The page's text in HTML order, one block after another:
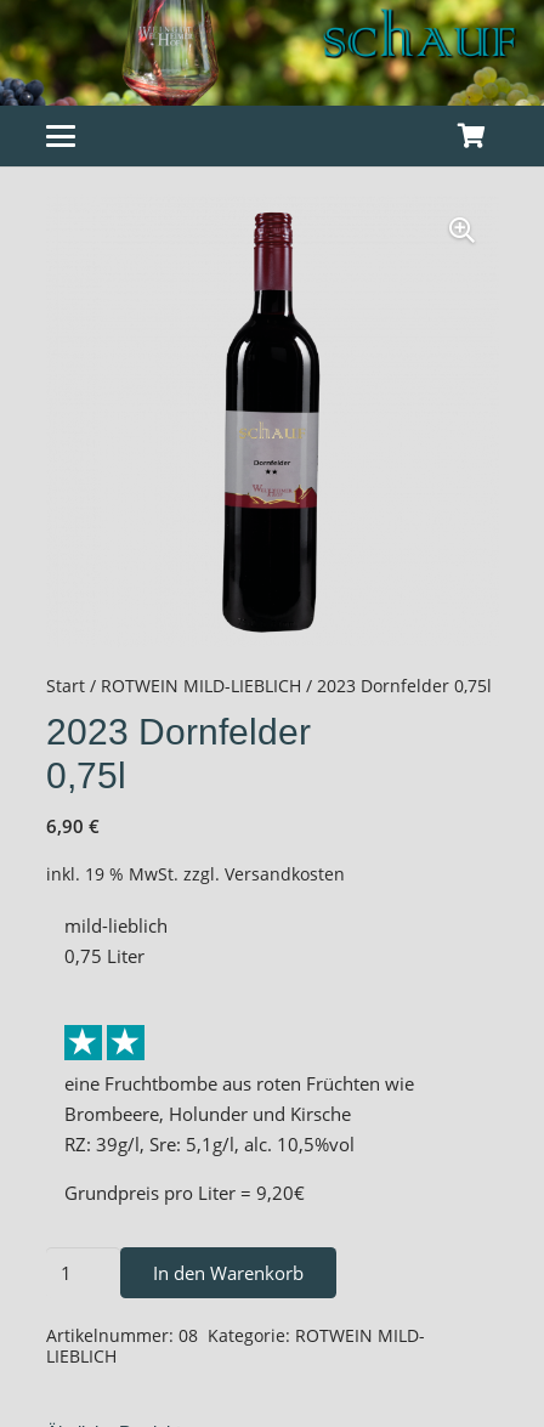
Start/ ROTWEIN MILD-LIEBLICH / 2023 Dornfelder 0,75l
2023 Dornfelder
0,75l
6,90 €
inkl. 19 % MwSt. zzgl. Versandkosten
mild-lieblich
0,75 Liter
eine Fruchtbombe aus roten Früchten wie
Brombeere, Holunder und Kirsche
RZ: 39g/l, Sre: 5,1g/l, alc. 10,5%vol
Grundpreis pro Liter = 9,20€
2023
Dornfelder
Menge
In den Warenkorb
Artikelnummer: 08 Kategorie: ROTWEIN MILD-
LIEBLICH